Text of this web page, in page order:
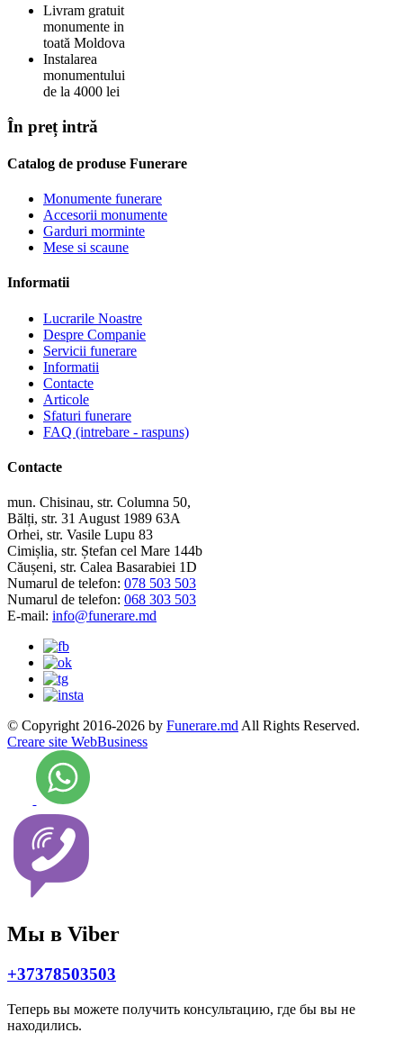
Livram gratuit
monumente in
toată Moldova
Instalarea
monumentului
de la 4000 lei
În preț intră
Catalog de produse Funerare
Monumente funerare
Accesorii monumente
Garduri morminte
Mese si scaune
Informatii
Lucrarile Noastre
Despre Companie
Servicii funerare
Informatii
Contacte
Articole
Sfaturi funerare
FAQ (intrebare - raspuns)
Contacte
mun. Chisinau, str. Columna 50,
Bălți, str. 31 August 1989 63A
Orhei, str. Vasile Lupu 83
Cimișlia, str. Ștefan cel Mare 144b
Căușeni, str. Calea Basarabiei 1D
Numarul de telefon: 078 503 503
Numarul de telefon: 068 303 503
E-mail: info@funerare.md
© Copyright 2016-2026 by Funerare.md All Rights Reserved.
Creare site WebBusiness
Мы в Viber
+37378503503
Теперь вы можете получить консультацию, где бы вы не
находились.